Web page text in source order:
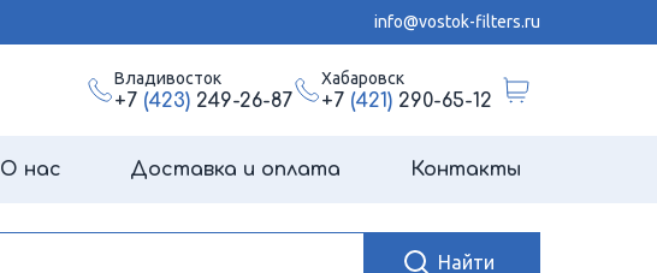
info@vostok-filters.ru
Владивосток
+7 (423)249-26-87
Хабаровск
+7 (421)290-65-12
О нас Доставка и оплата Контакты